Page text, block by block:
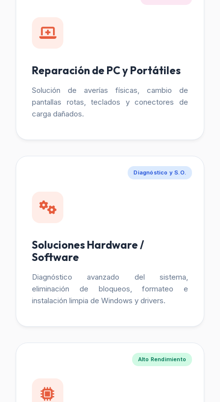
Reparación de PC y Portátiles
Solución de averías físicas, cambio de
pantallas rotas, teclados y conectores de
carga dañados.
Diagnóstico y S.O.
Soluciones Hardware /
Software
Diagnóstico avanzado del sistema,
eliminación de bloqueos, formateo e
instalación limpia de Windows y drivers.
Alto Rendimiento